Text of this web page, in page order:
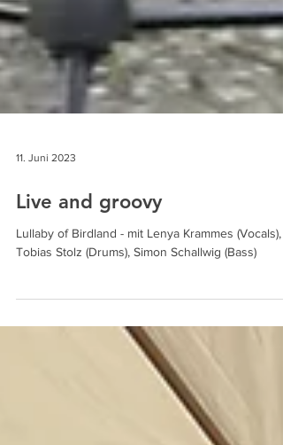
Live and groovy
Lullaby of Birdland - mit Lenya Krammes (Vocals),
Tobias Stolz (Drums), Simon Schallwig (Bass)